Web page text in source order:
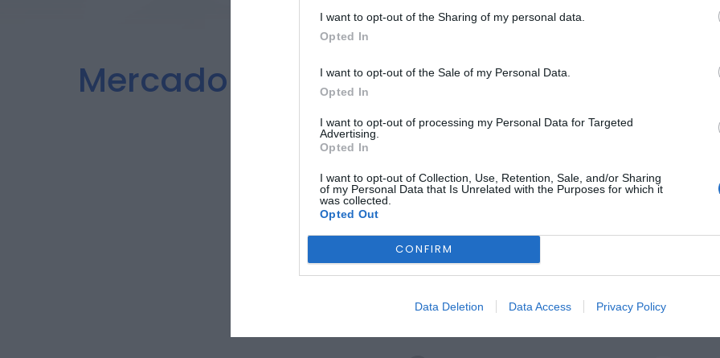
I want to opt-out of the Sharing of my personal data.
Opted In
I want to opt-out of the Sale of my Personal Data.
Opted In
I want to opt-out of processing my Personal Data for Targeted
Advertising.
Opted In
I want to opt-out of Collection, Use, Retention, Sale, and/or Sharing
of my Personal Data that Is Unrelated with the Purposes for which it
was collected.
Opted Out
CONFIRM
Data Deletion Data Access Privacy Policy
Mercado Semanal do Fundão
Municipal